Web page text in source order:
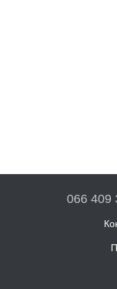
066 409